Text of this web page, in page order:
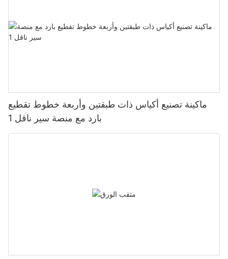
ماكينة تصنيع أكياس ذات طبقتين وأربعة خطوط تقطيع
بارد مع منصة سير ناقل 1